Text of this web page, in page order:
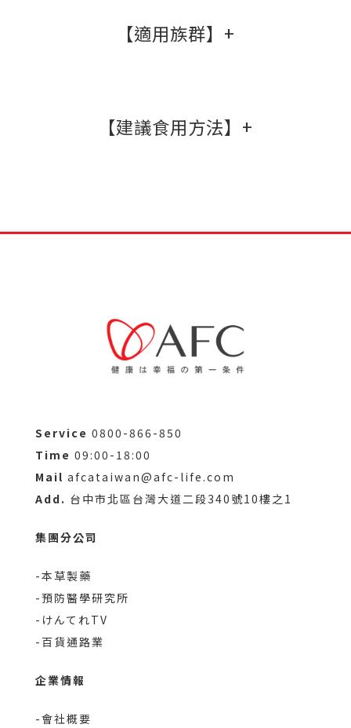
型態營養
率，實現高品質的營養補給。
具備卓越的長時效性與高生物利用率，
天然酵母來源：告別化學異味與負擔
排出的顏色呈淡黃色，而非化學合成的
黃金6+1關鍵配方：6種B群+穀胱甘肽
添加「穀胱甘肽」，協同運作幫助健康
維持。純植物來源成分，素食族群也能
【適用族群】+
三餐外食，營養不均。
應酬聚會，隔天精神差。
慣性熬夜，新陳代謝差。
健身運動，效率加倍。
【建議食用方法】+
Service 0800-866-850
Time 09:00-18:00
Mail afcataiwan@afc-life.com
Add. 台中市北區台灣大道二段340號10樓之1
集團分公司
-本草製藥
-預防醫學研究所
-けんてれTV
-百貨通路業
企業情報
-會社概要